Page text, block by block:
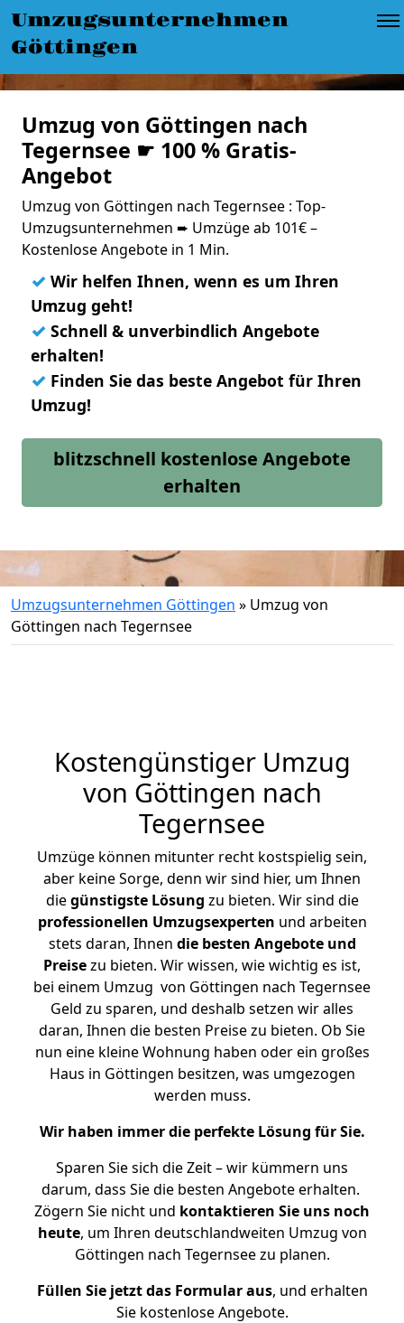
Umzugsunternehmen
Göttingen
Umzug von Göttingen nach
Tegernsee ☛ 100 % Gratis-
Angebot
Umzug von Göttingen nach Tegernsee : Top-
Umzugsunternehmen ➨ Umzüge ab 101€ –
Kostenlose Angebote in 1 Min.
✓ Wir helfen Ihnen, wenn es um Ihren
Umzug geht!
✓ Schnell & unverbindlich Angebote
erhalten!
✓ Finden Sie das beste Angebot für Ihren
Umzug!
blitzschnell kostenlose Angebote
erhalten
Umzugsunternehmen Göttingen » Umzug von
Göttingen nach Tegernsee
Kostengünstiger Umzug
von Göttingen nach
Tegernsee
Umzüge können mitunter recht kostspielig sein,
aber keine Sorge, denn wir sind hier, um Ihnen
diegünstigste Lösung zu bieten. Wir sind die
professionellen Umzugsexperten und arbeiten
stets daran, Ihnen die besten Angebote und
Preisezu bieten. Wir wissen, wie wichtig es ist,
bei einem Umzug von Göttingen nach Tegernsee
Geld zu sparen, und deshalb setzen wir alles
daran, Ihnen die besten Preise zu bieten. Ob Sie
nun eine kleine Wohnung haben oder ein großes
Haus in Göttingen besitzen, was umgezogen
werden muss.
Wir haben immer die perfekte Lösung für Sie.
Sparen Sie sich die Zeit – wir kümmern uns
darum, dass Sie die besten Angebote erhalten.
Zögern Sie nicht und kontaktieren Sie uns noch
heute, um Ihren deutschlandweiten Umzug von
Göttingen nach Tegernsee zu planen.
Füllen Sie jetzt das Formular aus, und erhalten
Sie kostenlose Angebote.